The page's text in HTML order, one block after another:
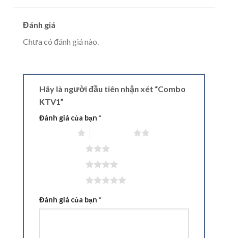
Đánh giá
Chưa có đánh giá nào.
Hãy là người đầu tiên nhận xét “Combo
KTV1”
Đánh giá của bạn *
Đánh giá của bạn *